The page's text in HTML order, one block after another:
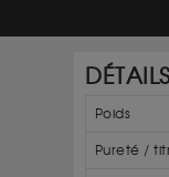
Poids
Pureté /